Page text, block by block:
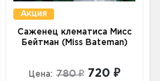
Акция
Саженец клематиса Мисс
Бейтман (Miss Bateman)
Цена: 780 ₽ 720 ₽